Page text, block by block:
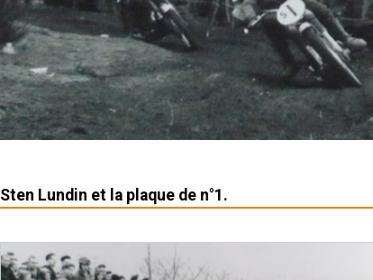
Sten Lundin et la plaque de n°1.